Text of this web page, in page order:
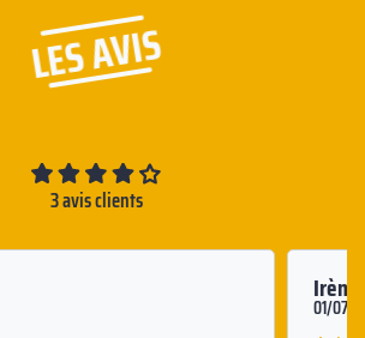
LES AVIS
3 avis clients
Irène
01/07/